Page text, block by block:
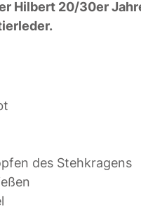
Hilbert 20/30er
.
des Stehkragens